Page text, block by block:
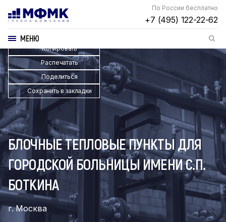
По России бесплатно
+7 (495) 122-22-62
МЕНЮ
Копировать
Распечатать
Поделиться
Сохранить в закладки
БЛОЧНЫЕ ТЕПЛОВЫЕ ПУНКТЫ ДЛЯ
ГОРОДСКОЙ БОЛЬНИЦЫ ИМЕНИ С.П.
БОТКИНА
г. Москва